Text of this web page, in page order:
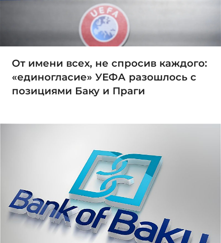
От имени всех, не спросив каждого:
«единогласие» УЕФА разошлось с
позициями Баку и Праги